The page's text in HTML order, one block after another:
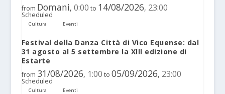
from Domani, 0:00 to 14/08/2026, 23:00
Scheduled
Cultura Eventi
Festival della Danza Città di Vico Equense: dal
31 agosto al 5 settembre la XIII edizione di
Estarte
from 31/08/2026, 1:00 to 05/09/2026, 23:00
Scheduled
Cultura Eventi